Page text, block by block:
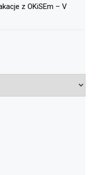
z OKiSEm – V